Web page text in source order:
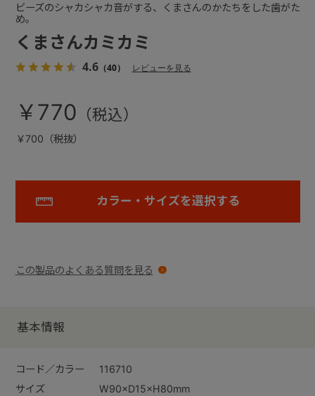
くまさんカミカミ
4.6（40） レビューを見る
ビーズのシャカシャカ音がする、くまさんのかたちをした歯がた
め。
￥770
￥700（税抜）
カラー・サイズを選択する
この製品のよくある質問を見る
基本情報
コード／カラー
116710
サイズ
W90×D15×H80mm